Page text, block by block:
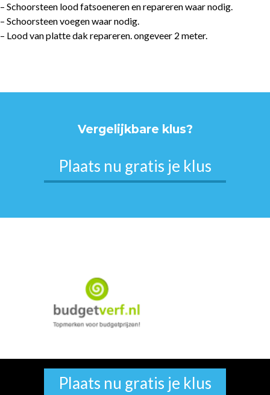
– Schoorsteen lood fatsoeneren en repareren waar nodig.
– Schoorsteen voegen waar nodig.
– Lood van platte dak repareren. ongeveer 2 meter.
Vergelijkbare klus?
Plaats nu gratis je klus
Plaats nu gratis je klus